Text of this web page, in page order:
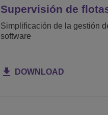
Supervisión de
Simplificación de la gestión
software
DOWNLOAD